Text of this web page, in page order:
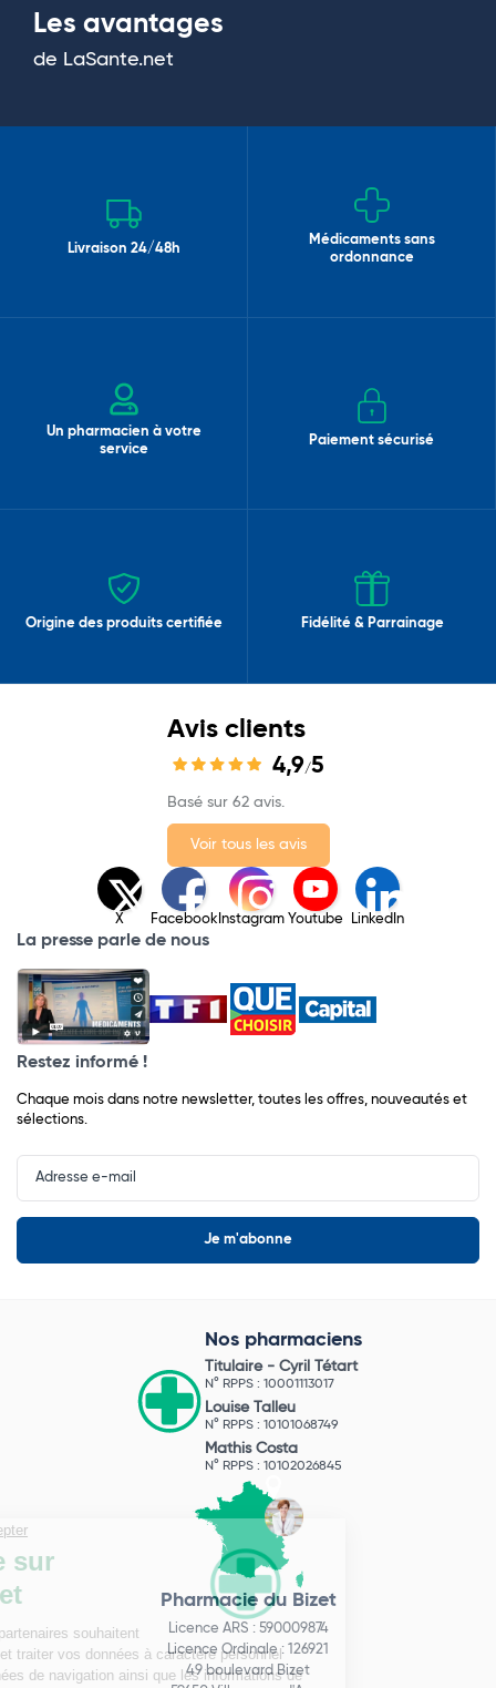
Les avantages
de LaSante.net
Livraison 24/48h
Médicaments sans
ordonnance
Un pharmacien à votre
service
Paiement sécurisé
Origine des produits certifiée Fidélité & Parrainage
Avis clients
4,9/5
Basé sur 62 avis.
Voir tous les avis
X Facebook Instagram Youtube LinkedIn
La presse parle de nous
Restez informé !
Chaque mois dans notre newsletter, toutes les offres, nouveautés et
sélections.
Input
Newsletter
Nos pharmaciens
Titulaire - Cyril Tétart
N° RPPS : 10001113017
Louise Talleu
N° RPPS : 10101068749
Mathis Costa
N° RPPS : 10102026845
Pharmacie du Bizet
Licence ARS : 590009874
Licence Ordinale : 126921
49 boulevard Bizet